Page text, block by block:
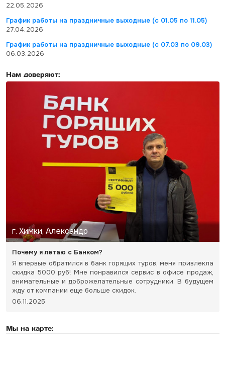
22.05.2026
График работы на праздничные выходные (с 01.05 по 11.05)
27.04.2026
График работы на праздничные выходные (с 07.03 по 09.03)
06.03.2026
Нам доверяют:
г. Химки, Александр
Почему я летаю с Банком?
Я впервые обратился в банк горящих туров, меня привлекла
скидка 5000 руб! Мне понравился сервис в офисе продаж,
внимательные и доброжелательные сотрудники. В будущем
жду от компании еще больше скидок.
06.11.2025
Мы на карте: